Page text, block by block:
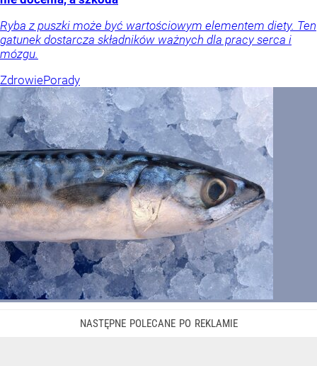
Ryba z puszki może być wartościowym elementem diety. Ten
gatunek dostarcza składników ważnych dla pracy serca i
mózgu.
ZdrowiePorady